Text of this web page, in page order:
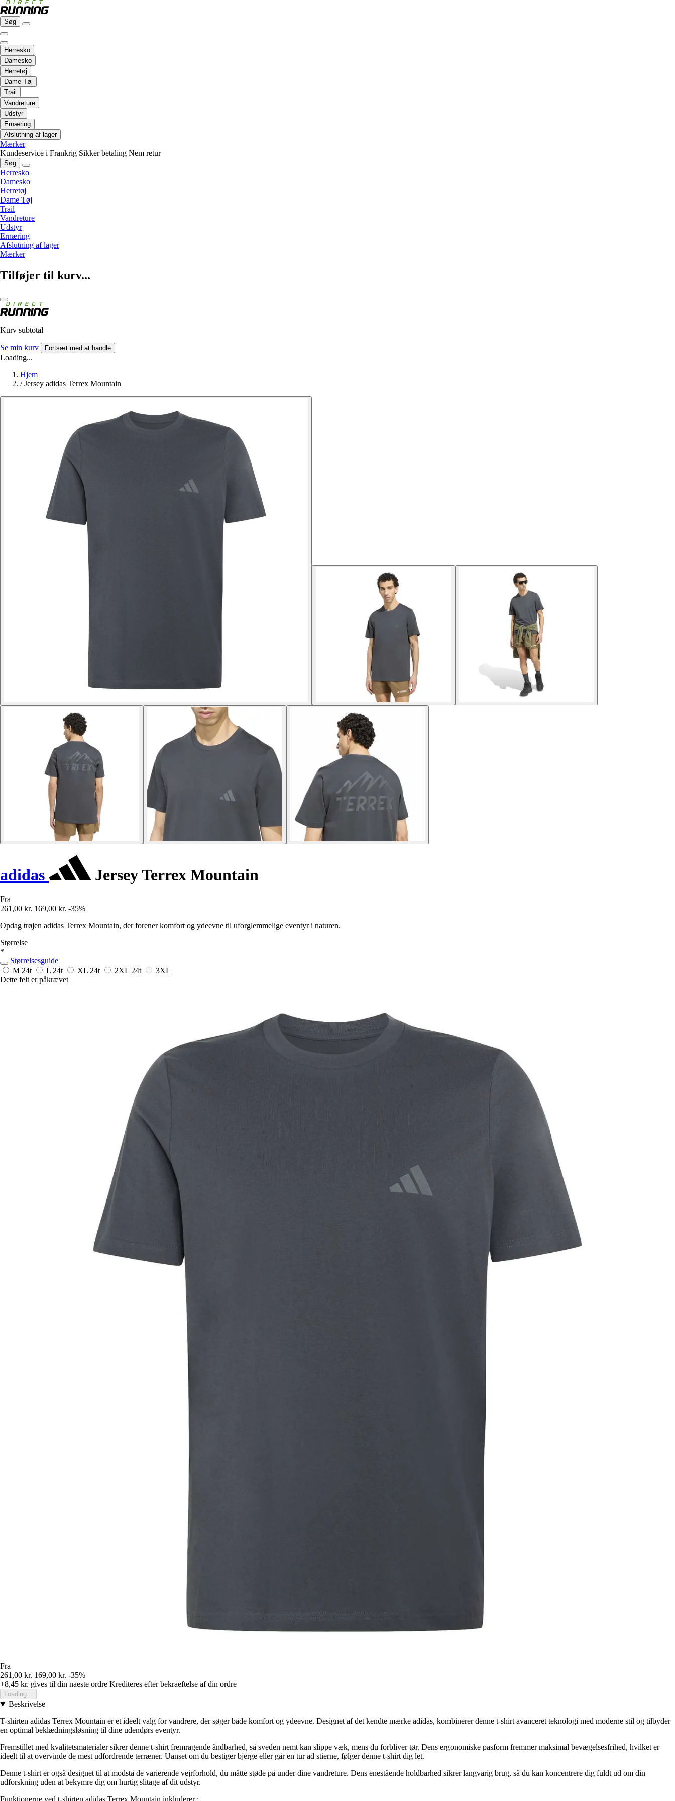
Søg
Herresko
Damesko
Herretøj
Dame Tøj
Trail
Vandreture
Udstyr
Ernæring
Afslutning af lager
Mærker
Kundeservice i Frankrig Sikker betaling Nem retur
Søg
Herresko
Damesko
Herretøj
Dame Tøj
Trail
Vandreture
Udstyr
Ernæring
Afslutning af lager
Mærker
Tilføjer til kurv...
Kurv subtotal
Se min kurv Fortsæt med at handle
Loading...
Hjem
/ Jersey adidas Terrex Mountain
adidas Jersey Terrex Mountain
Fra
261,00 kr. 169,00 kr. -35%
Opdag trøjen adidas Terrex Mountain, der forener komfort og ydeevne til uforglemmelige eventyr i naturen.
Størrelse
*
Størrelsesguide
M 24t L 24t XL 24t 2XL 24t
3XL
Dette felt er påkrævet
Fra
261,00 kr. 169,00 kr. -35%
+8,45 kr. gives til din naeste ordre Krediteres efter bekraeftelse af din ordre
Loading...
Beskrivelse
T-shirten adidas Terrex Mountain er et ideelt valg for vandrere, der søger både komfort og ydeevne. Designet af det kendte mærke adidas, kombinerer denne t-shirt avanceret teknologi med moderne stil og tilbyder
en optimal beklædningsløsning til dine udendørs eventyr.
Fremstillet med kvalitetsmaterialer sikrer denne t-shirt fremragende åndbarhed, så sveden nemt kan slippe væk, mens du forbliver tør. Dens ergonomiske pasform fremmer maksimal bevægelsesfrihed, hvilket er
ideelt til at overvinde de mest udfordrende terræner. Uanset om du bestiger bjerge eller går en tur ad stierne, følger denne t-shirt dig let.
Denne t-shirt er også designet til at modstå de varierende vejrforhold, du måtte støde på under dine vandreture. Dens enestående holdbarhed sikrer langvarig brug, så du kan koncentrere dig fuldt ud om din
udforskning uden at bekymre dig om hurtig slitage af dit udstyr.